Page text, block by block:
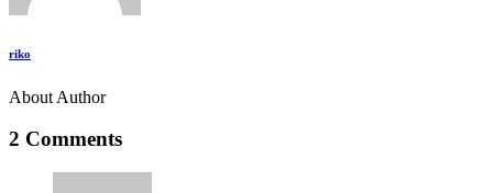
riko
About Author
2 Comments